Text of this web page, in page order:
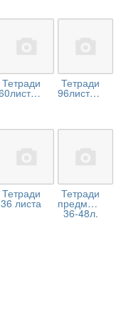
Тетради
60листов.
Тетради
96листов.
Тетради
36 листа
Тетради
предметные
36-48л.